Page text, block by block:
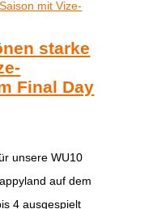
starke
Final Day
unsere WU10
auf dem
4 ausgespielt